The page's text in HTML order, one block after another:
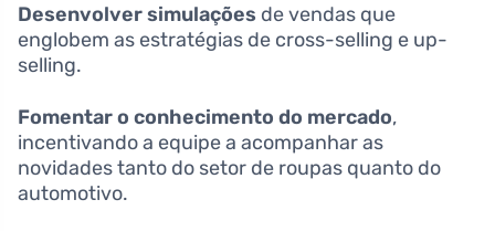
Desenvolver simulações de vendas que
englobem as estratégias de cross-selling e up-
selling.
Fomentar o conhecimento do mercado,
incentivando a equipe a acompanhar as
novidades tanto do setor de roupas quanto do
automotivo.